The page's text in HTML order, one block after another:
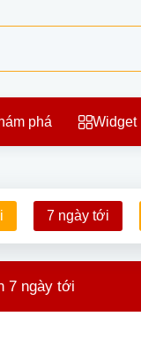
phá Widget
7 ngày tới
7 ngày tới